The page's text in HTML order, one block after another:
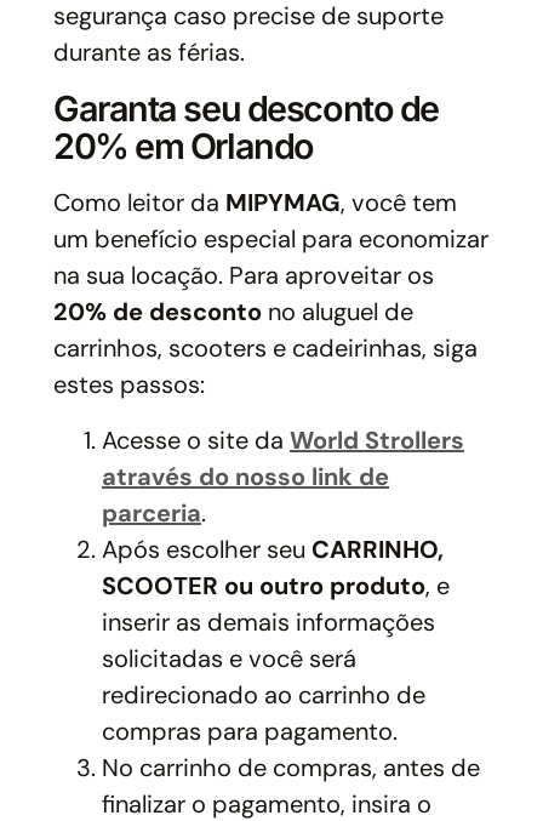
segurança caso precise de suporte
durante as férias.
Garanta seu desconto de
20% em Orlando
Como leitor da MIPYMAG, você tem
um benefício especial para economizar
na sua locação. Para aproveitar os
20% de desconto no aluguel de
carrinhos, scooters e cadeirinhas, siga
estes passos:
Acesse o site da World Strollers
através do nosso link de
parceria.
Após escolher seu CARRINHO,
SCOOTER ou outro produto, e
inserir as demais informações
solicitadas e você será
redirecionado ao carrinho de
compras para pagamento.
No carrinho de compras, antes de
finalizar o pagamento, insira o